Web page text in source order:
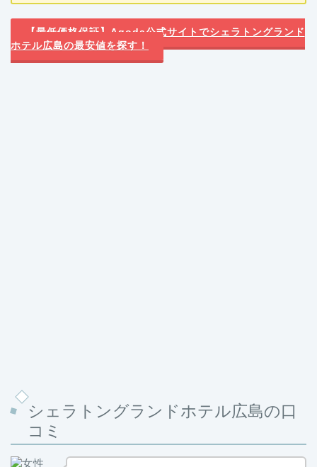
【最低価格保証】Agoda公式サイトでシェラトングランド
ホテル広島の最安値を探す！
シェラトングランドホテル広島の口
コミ